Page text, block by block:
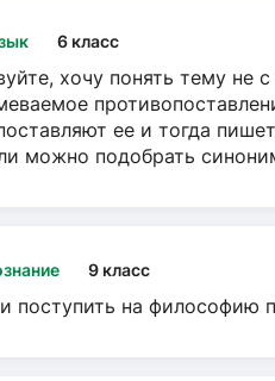
6 класс
хочу понять тему не
ее и тогда
можно подобрать
9 класс
поступить на философию